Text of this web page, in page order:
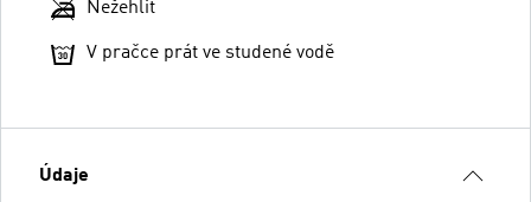
Nežehlit
V pračce prát ve studené vodě
Údaje